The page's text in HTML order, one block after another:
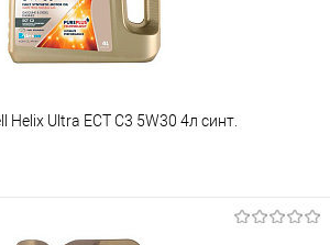
Ultra ECT C3 5W30 4л синт.